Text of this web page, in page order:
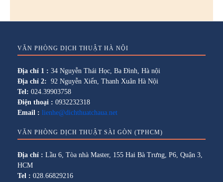
VĂN PHÒNG DỊCH THUẬT HÀ NỘI
Địa chỉ 1 : 34 Nguyễn Thái Học, Ba Đình, Hà nội
Địa chỉ 2: 92 Nguyễn Xiển, Thanh Xuân Hà Nội
Tel: 024.39903758
Điện thoại : 0932232318
Email : lienhe@dichthuatchaua.net
VĂN PHÒNG DỊCH THUẬT SÀI GÒN (TPHCM)
Địa chỉ : Lầu 6, Tòa nhà Master, 155 Hai Bà Trưng, P6, Quận 3,
HCM
Tel : 028.66829216